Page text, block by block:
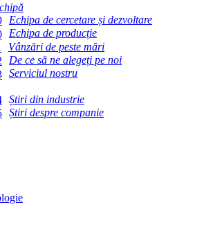
Echipa de cercetare și dezvoltare
Echipa de producție
Vânzări de peste mări
De ce să ne alegeți pe noi
Serviciul nostru
Știri din industrie
Știri despre companie